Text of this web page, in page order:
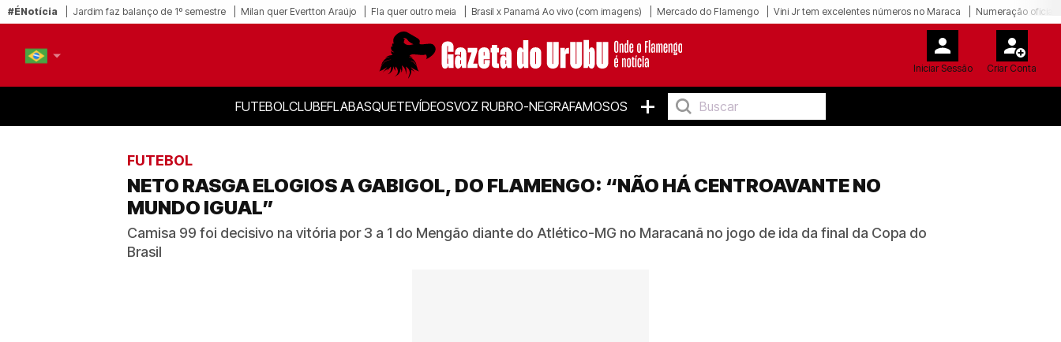
#ÉNotícia Jardim faz balanço de 1º semestre Milan quer Evertton Araújo Fla quer outro meia Brasil x Panamá Ao vivo (com imagens) Mercado do Flamengo Vini Jr tem excelentes números no Maraca Numeração oficial
Iniciar Sessão Criar Conta
FUTEBOLCLUBEFLABASQUETEVÍDEOSVOZ RUBRO-NEGRAFAMOSOS +
FUTEBOL
NETO RASGA ELOGIOS A GABIGOL, DO FLAMENGO: “NÃO HÁ CENTROAVANTE NO
MUNDO IGUAL”
Camisa 99 foi decisivo na vitória por 3 a 1 do Mengão diante do Atlético-MG no Maracanã no jogo de ida da final da Copa do
Brasil